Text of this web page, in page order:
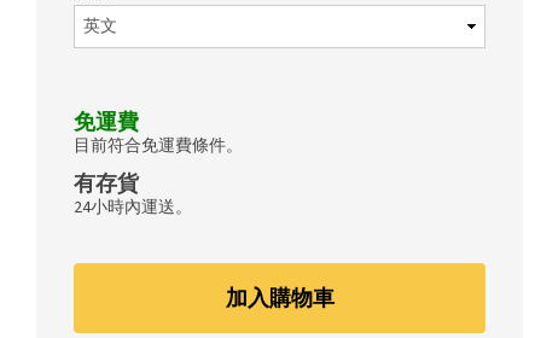
免運費
目前符合免運費條件。
有存貨
24小時內運送。
加入購物車